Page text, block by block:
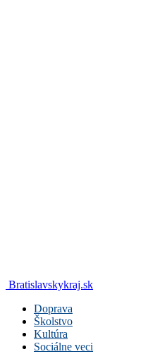
Bratislavskykraj.sk
Doprava
Školstvo
Kultúra
Sociálne veci